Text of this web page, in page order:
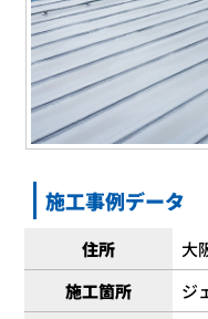
施工事例データ
住所
大
施工箇所
ジ